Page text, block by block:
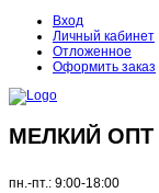
Вход
Личный кабинет
Отложенное
Оформить заказ
МЕЛКИЙ
пн.-пт.: 9:00-18:00